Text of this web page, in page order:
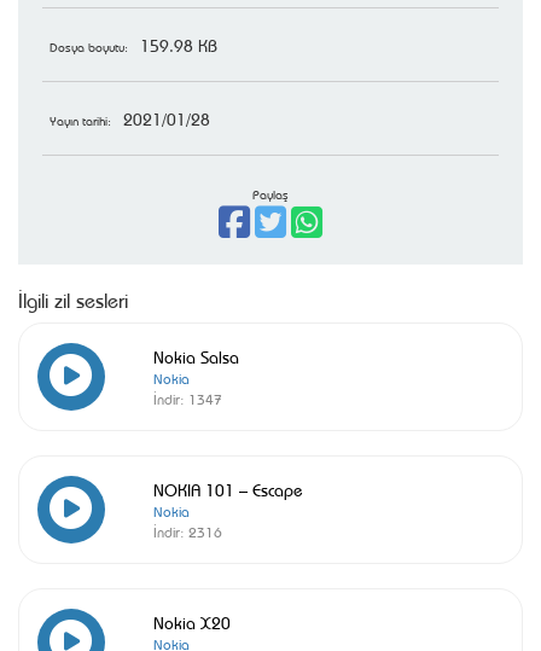
Dosya boyutu: 159.98 KB
Yayın tarihi: 2021/01/28
Paylaş
İlgili zil sesleri
Nokia Salsa
Nokia
İndir: 1347
NOKIA 101 – Escape
Nokia
İndir: 2316
Nokia X20
Nokia